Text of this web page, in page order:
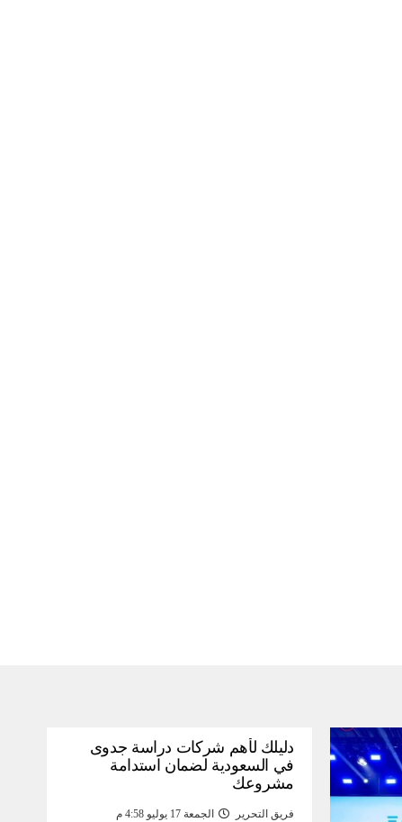
دليلك لأهم شركات دراسة جدوى
في السعودية لضمان استدامة
مشروعك
فريق التحرير الجمعة 17 يوليو 4:58 م